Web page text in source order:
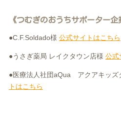
《つむぎのおうちサポーター企
●C.F.Soldado様 公式サイトはこちら
●うさぎ薬局 レイクタウン店様 公式
●医療法人社団aQua アクアキッズ
トはこちら